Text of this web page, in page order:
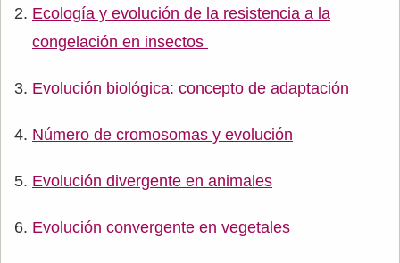
Ecología y evolución de la resistencia a la
congelación en insectos
Evolución biológica: concepto de adaptación
Número de cromosomas y evolución
Evolución divergente en animales
Evolución convergente en vegetales